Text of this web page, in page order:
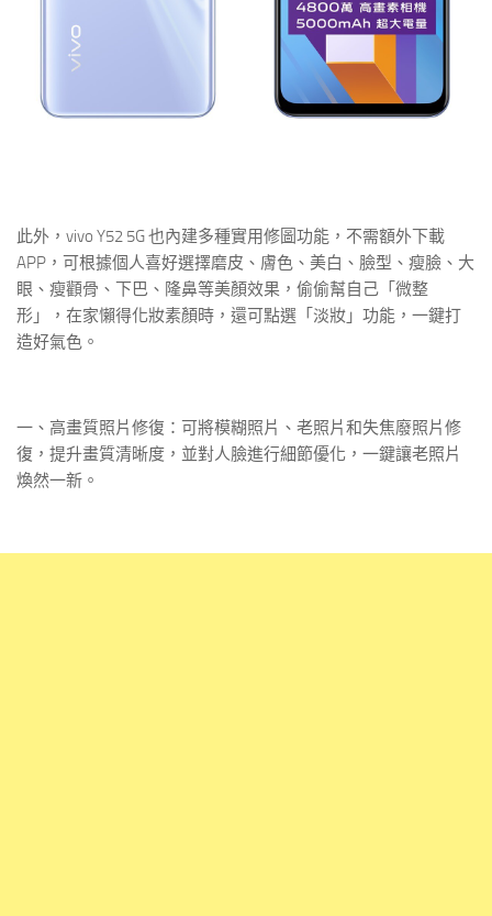
此外，vivo Y52 5G 也內建多種實用修圖功能，不需額外下載
APP，可根據個人喜好選擇磨皮、膚色、美白、臉型、瘦臉、大
眼、瘦顴骨、下巴、隆鼻等美顏效果，偷偷幫自己「微整
形」，在家懶得化妝素顏時，還可點選「淡妝」功能，一鍵打
造好氣色。
一、高畫質照片修復：可將模糊照片、老照片和失焦廢照片修
復，提升畫質清晰度，並對人臉進行細節優化，一鍵讓老照片
煥然一新。